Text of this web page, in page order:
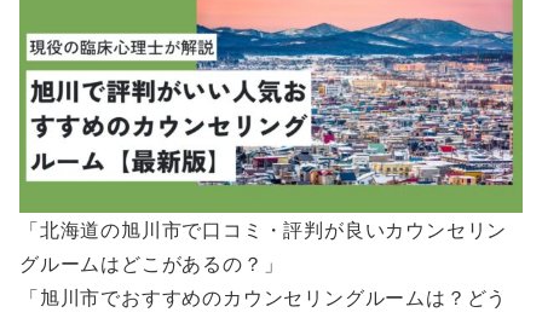
「北海道の旭川市で口コミ・評判が良いカウンセリン
グルームはどこがあるの？」
「旭川市でおすすめのカウンセリングルームは？どう